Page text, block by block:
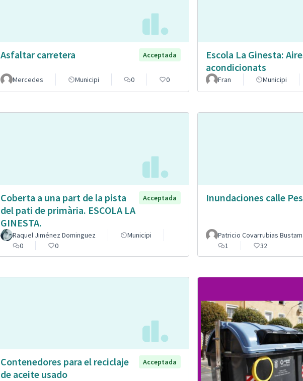
Asfaltar carretera Acceptada
Mercedes Municipi 0 0
Escola La Ginesta:
acondicionats
Fran Municipi
Coberta a una part de la pista
del pati de primària. ESCOLA LA
GINESTA.
Acceptada
Raquel Jiménez Dominguez
Municipi
0
0
Inundaciones calle
Patricio Covarrubias
1
32
Contenedores para el reciclaje
de aceite usado
Acceptada